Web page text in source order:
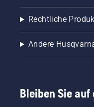
Rechtliche
Andere
Bleiben Sie auf